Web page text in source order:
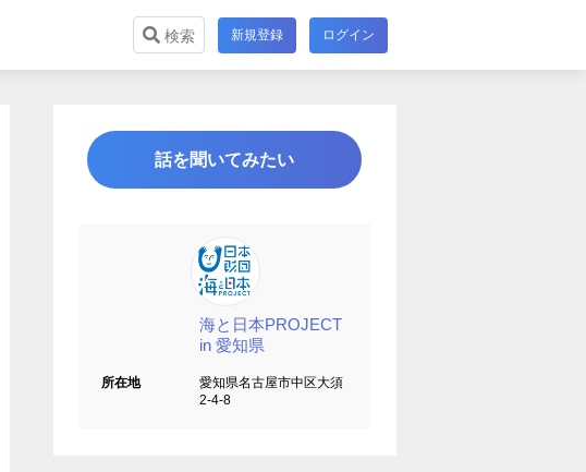
検索 新規登録 ログイン
話を聞いてみたい
海と日本PROJECT
in 愛知県
所在地
愛知県名古屋市中区大須
2-4-8